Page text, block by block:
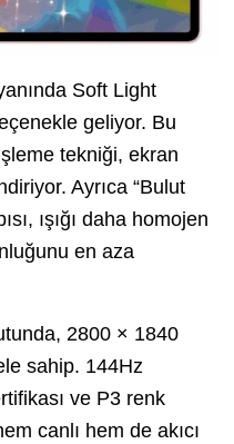
Soft Light
geliyor. Bu
tekniği, ekran
Ayrıca “Bulut
ışığı daha homojen
en aza
2800 × 1840
sahip. 144Hz
ve P3 renk
canlı hem de akıcı